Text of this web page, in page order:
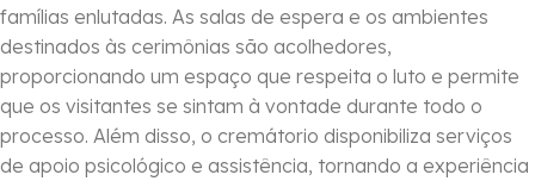
famílias enlutadas. As salas de espera e os ambientes
destinados às cerimônias são acolhedores,
proporcionando um espaço que respeita o luto e permite
que os visitantes se sintam à vontade durante todo o
processo. Além disso, o cremátorio disponibiliza serviços
de apoio psicológico e assistência, tornando a experiência